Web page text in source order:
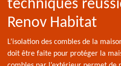
techniques
Renov Habitat
L’isolation des combles de la
doit être faite pour protéger la